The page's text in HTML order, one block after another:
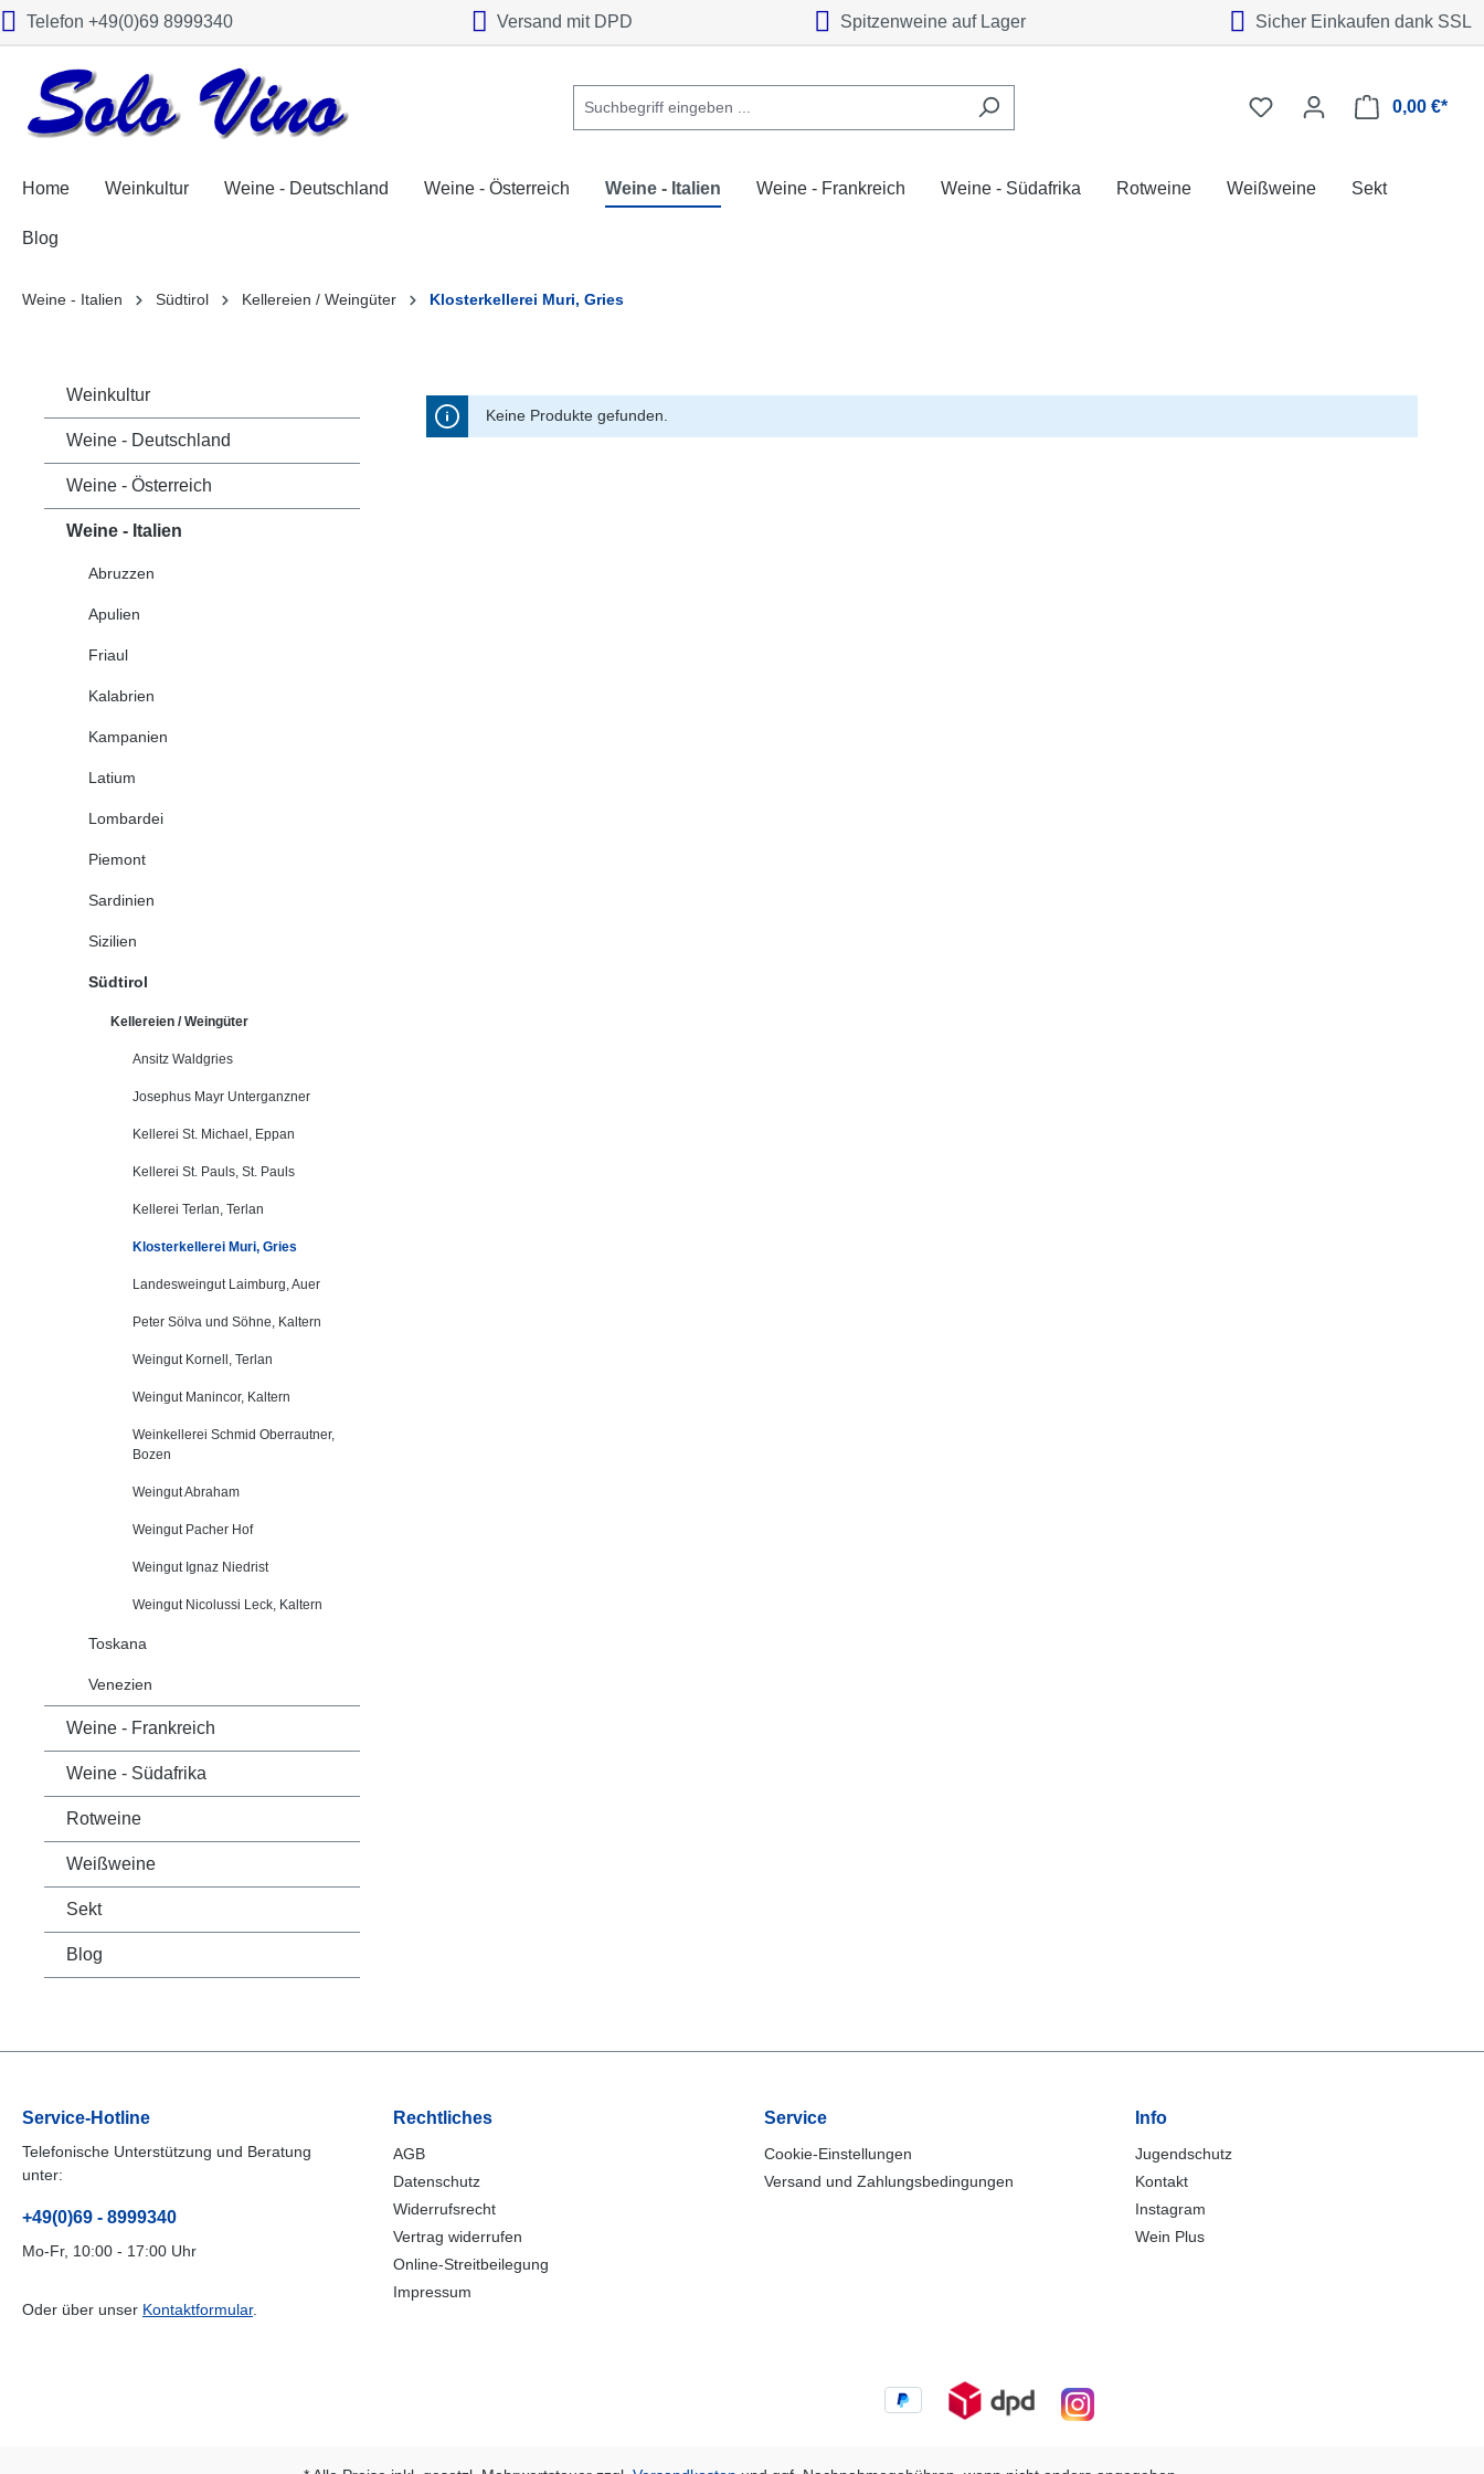
Zur Hauptnavigation springen
Telefon +49(0)69 8999340 Versand mit DPD Spitzenweine auf Lager Sicher Einkaufen dank SSL
0,00 €*
Home Weinkultur Weine - Deutschland Weine - Österreich Weine - Italien Weine - Frankreich Weine - Südafrika Rotweine Weißweine Sekt
Blog
Weine - Italien Südtirol Kellereien / Weingüter Klosterkellerei Muri, Gries
Weinkultur
Weine - Deutschland
Weine - Österreich
Weine - Italien
Abruzzen
Apulien
Friaul
Kalabrien
Kampanien
Latium
Lombardei
Piemont
Sardinien
Sizilien
Südtirol
Kellereien / Weingüter
Ansitz Waldgries
Josephus Mayr Unterganzner
Kellerei St. Michael, Eppan
Kellerei St. Pauls, St. Pauls
Kellerei Terlan, Terlan
Klosterkellerei Muri, Gries
Landesweingut Laimburg, Auer
Peter Sölva und Söhne, Kaltern
Weingut Kornell, Terlan
Weingut Manincor, Kaltern
Weinkellerei Schmid Oberrautner,
Bozen
Weingut Abraham
Weingut Pacher Hof
Weingut Ignaz Niedrist
Weingut Nicolussi Leck, Kaltern
Toskana
Venezien
Weine - Frankreich
Weine - Südafrika
Rotweine
Weißweine
Sekt
Blog
Keine Produkte gefunden.
Service-Hotline
Telefonische Unterstützung und Beratung
unter:
+49(0)69 - 8999340
Mo-Fr, 10:00 - 17:00 Uhr
Oder über unser Kontaktformular.
Rechtliches
AGB
Datenschutz
Widerrufsrecht
Vertrag widerrufen
Online-Streitbeilegung
Impressum
Service
Cookie-Einstellungen
Versand und Zahlungsbedingungen
Info
Jugendschutz
Kontakt
Instagram
Wein Plus